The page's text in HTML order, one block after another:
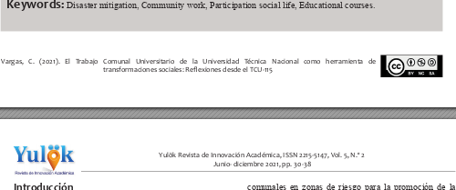
Vargas, C. (2021). El Trabajo Comunal Universitario de la Universidad Técnica Nacional como herramienta de
transformaciones sociales: Reexiones desde el TCU-115
Keywords: Disaster mitigation, Community work, Participation social life, Educational courses.
Yulök Revista de Innovación Académica, ISSN 2215-5147, Vol. 5, N.º 2
Junio- diciembre 2021, pp. 30-38
comunales en zonas de riesgo para la promoción de la